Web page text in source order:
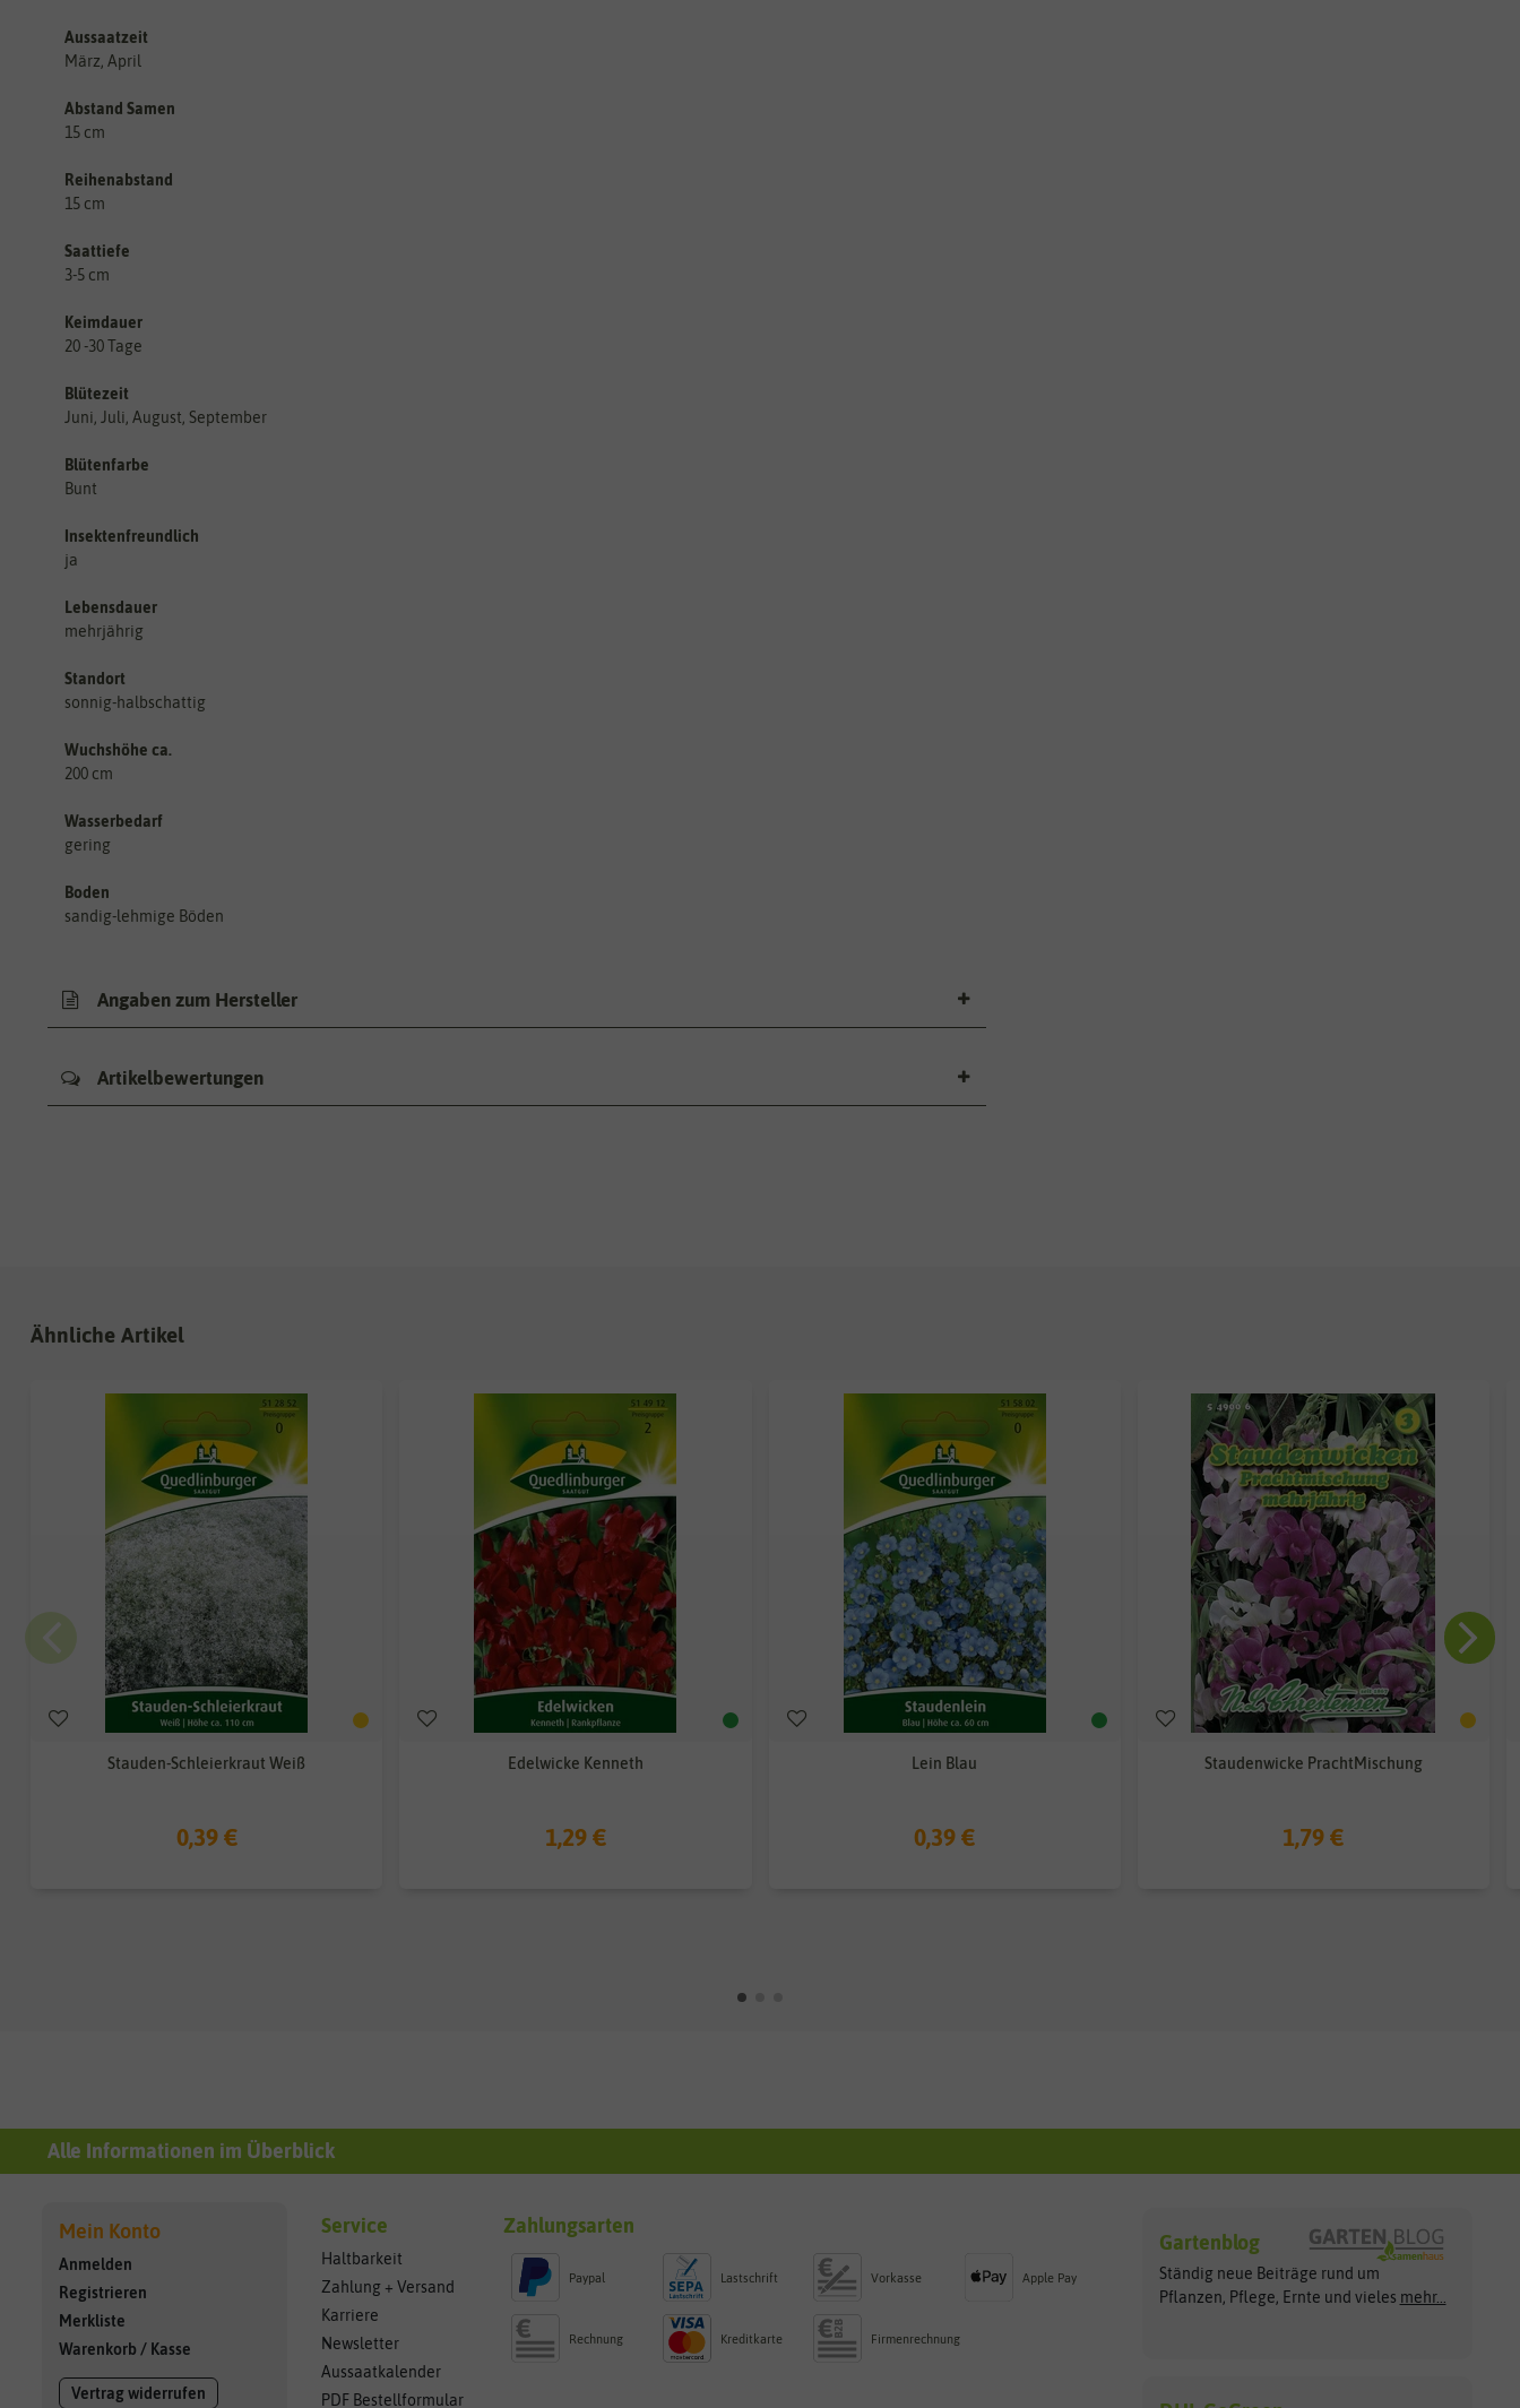
Aussaatzeit
März, April
Abstand Samen
15 cm
Reihenabstand
15 cm
Saattiefe
3-5 cm
Keimdauer
20 -30 Tage
Blütezeit
Juni, Juli, August, September
Blütenfarbe
Bunt
Insektenfreundlich
ja
Lebensdauer
mehrjährig
Standort
sonnig-halbschattig
Wuchshöhe ca.
200 cm
Wasserbedarf
gering
Boden
sandig-lehmige Böden
Angaben zum Hersteller
Artikelbewertungen
Ähnliche Artikel
Stauden-Schleierkraut Weiß
0,39 €
Edelwicke Kenneth
1,29 €
Lein Blau
0,39 €
Staudenwicke PrachtMischung
1,79 €
Alle Informationen im Überblick
Mein Konto
Anmelden
Registrieren
Merkliste
Warenkorb / Kasse
Vertrag widerrufen
Service
Haltbarkeit
Zahlung + Versand
Karriere
Newsletter
Aussaatkalender
PDF Bestellformular
Zahlungsarten
Paypal Lastschrift Vorkasse Apple Pay
Rechnung Kreditkarte Firmenrechnung
Gartenblog
Ständig neue Beiträge rund um
Pflanzen, Pflege, Ernte und vieles mehr...